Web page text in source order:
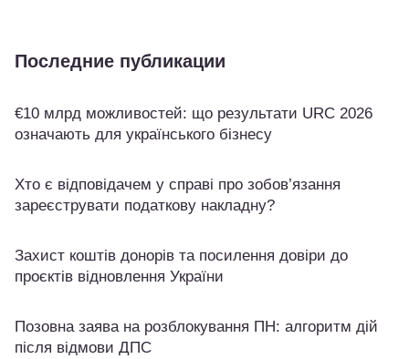
Последние публикации
€10 млрд можливостей: що результати URC 2026
означають для українського бізнесу
Хто є відповідачем у справі про зобов’язання
зареєструвати податкову накладну?
Захист коштів донорів та посилення довіри до
проєктів відновлення України
Позовна заява на розблокування ПН: алгоритм дій
після відмови ДПС